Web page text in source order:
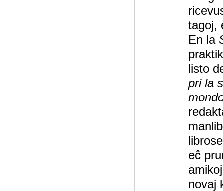
tagoj,
En la
listo
pri la
eĉ
novaj